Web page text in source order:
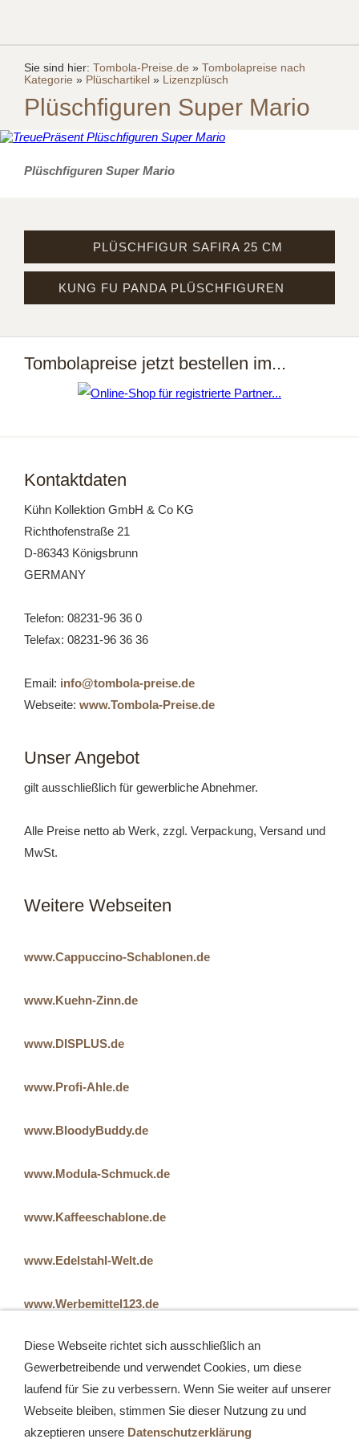
Sie sind hier: Tombola-Preise.de » Tombolapreise nach
Kategorie » Plüschartikel » Lizenzplüsch
Plüschfiguren Super Mario
Plüschfiguren Super Mario
PLÜSCHFIGUR SAFIRA 25 CM
KUNG FU PANDA PLÜSCHFIGUREN
Tombolapreise jetzt bestellen im...
Kontaktdaten
Kühn Kollektion GmbH & Co KG
Richthofenstraße 21
D-86343 Königsbrunn
GERMANY
Telefon: 08231-96 36 0
Telefax: 08231-96 36 36
Email: info@tombola-preise.de
Webseite: www.Tombola-Preise.de
Unser Angebot
gilt ausschließlich für gewerbliche Abnehmer.
Alle Preise netto ab Werk, zzgl. Verpackung, Versand und
MwSt.
Weitere Webseiten
www.Cappuccino-Schablonen.de
www.Kuehn-Zinn.de
www.DISPLUS.de
www.Profi-Ahle.de
www.BloodyBuddy.de
www.Modula-Schmuck.de
www.Kaffeeschablone.de
www.Edelstahl-Welt.de
www.Werbemittel123.de
Über uns Datenschutz AGB
Impressum
Sitemap
© Tombola-Preise.de
Diese Webseite richtet sich ausschließlich an
Gewerbetreibende und verwendet Cookies, um diese
laufend für Sie zu verbessern. Wenn Sie weiter auf unserer
Webseite bleiben, stimmen Sie dieser Nutzung zu und
akzeptieren unsere Datenschutzerklärung